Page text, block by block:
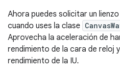
Ahora puedes solicitar un
cuando uses la clase
Aprovecha la aceleración de
rendimiento de la cara de reloj
rendimiento de la IU.